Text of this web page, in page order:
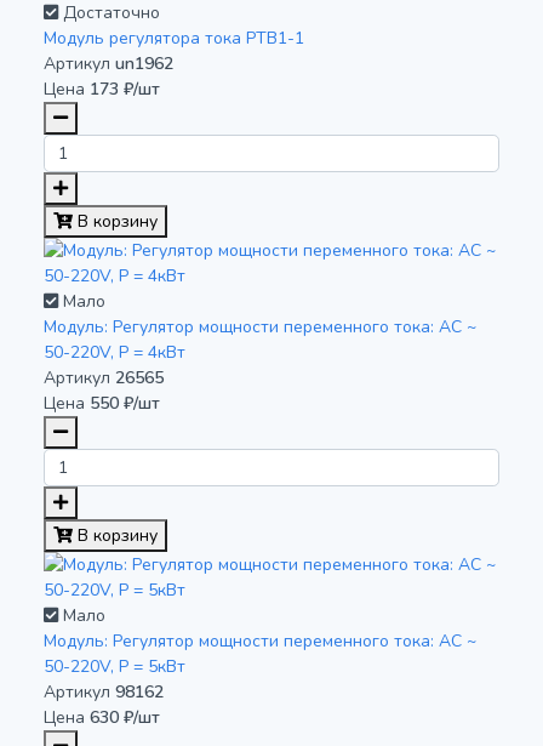
Достаточно
Модуль регулятора тока РТВ1-1
Артикул un1962
Цена 173 ₽/шт
В корзину
Мало
Модуль: Регулятор мощности переменного тока: AC ~
50-220V, P = 4кВт
Артикул 26565
Цена 550 ₽/шт
В корзину
Мало
Модуль: Регулятор мощности переменного тока: AC ~
50-220V, P = 5кВт
Артикул 98162
Цена 630 ₽/шт